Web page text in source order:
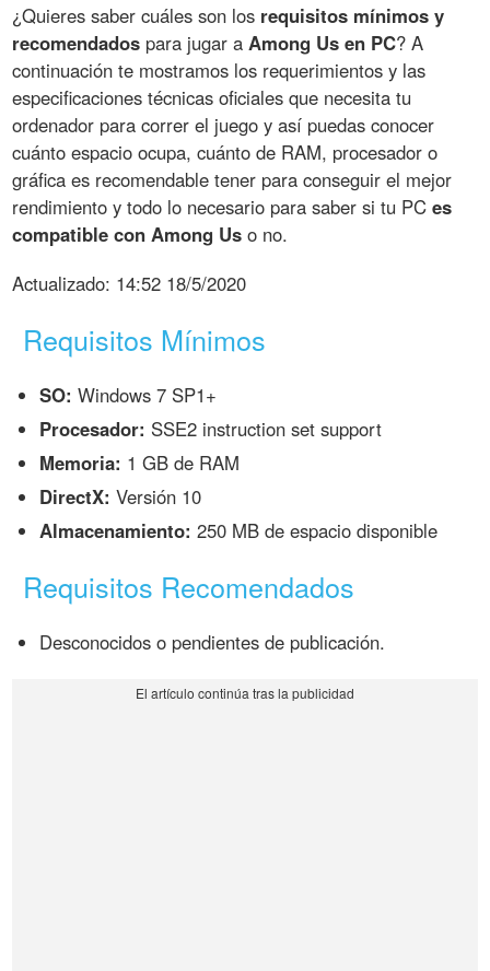
¿Quieres saber cuáles son los requisitos mínimos y
recomendados para jugar aAmong Us en PC? A
continuación te mostramos los requerimientos y las
especificaciones técnicas oficiales que necesita tu
ordenador para correr el juego y así puedas conocer
cuánto espacio ocupa, cuánto de RAM, procesador o
gráfica es recomendable tener para conseguir el mejor
rendimiento y todo lo necesario para saber si tu PCes
compatible con Among Us o no.
Actualizado: 14:52 18/5/2020
Requisitos Mínimos
SO: Windows 7 SP1+
Procesador: SSE2 instruction set support
Memoria: 1 GB de RAM
DirectX: Versión 10
Almacenamiento: 250 MB de espacio disponible
Requisitos Recomendados
Desconocidos o pendientes de publicación.